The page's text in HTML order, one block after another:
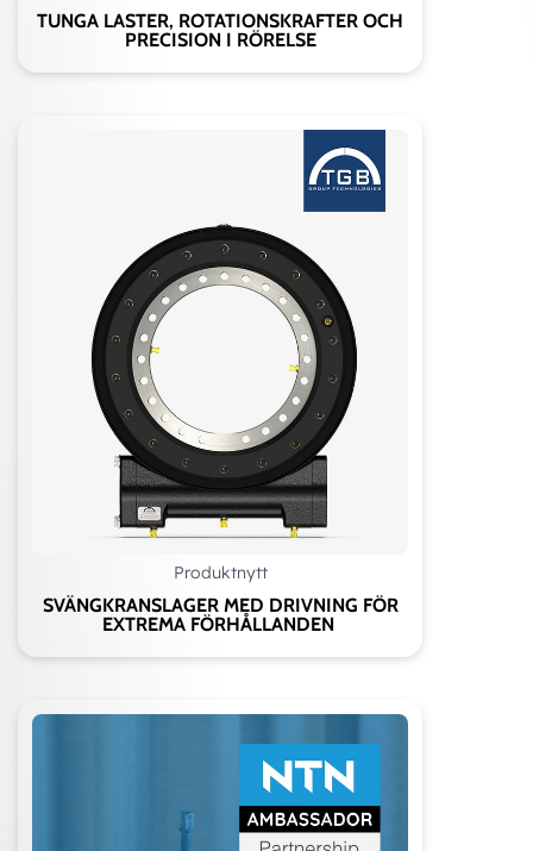
TUNGA LASTER, ROTATIONSKRAFTER OCH
PRECISION I RÖRELSE
Produktnytt
SVÄNGKRANSLAGER MED DRIVNING FÖR
EXTREMA FÖRHÅLLANDEN